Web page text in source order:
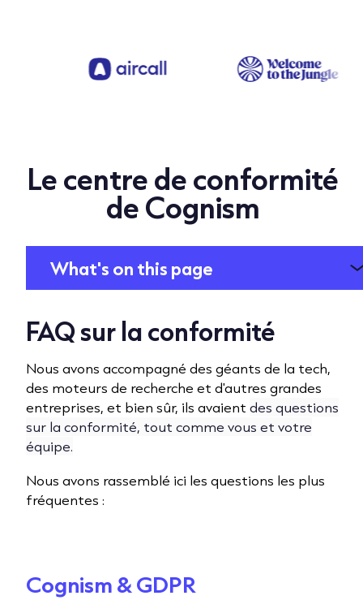
Le centre de conformité
de Cognism
What's on this page
FAQ sur la conformité
Nous avons accompagné des géants de la tech,
des moteurs de recherche et d'autres grandes
entreprises, et bien sûr, ils avaientdes questions
sur la conformité, tout comme vous et votre
équipe.
Nous avons rassemblé ici les questions les plus
fréquentes :
Cognism & GDPR